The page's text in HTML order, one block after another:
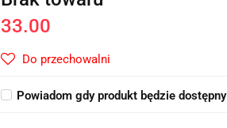
33.00
Do przechowalni
Powiadom gdy produkt będzie dostępny